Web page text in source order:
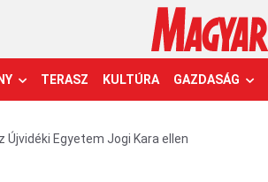
TERASZ KULTÚRA GAZDASÁG
Újvidéki Egyetem Jogi Kara ellen